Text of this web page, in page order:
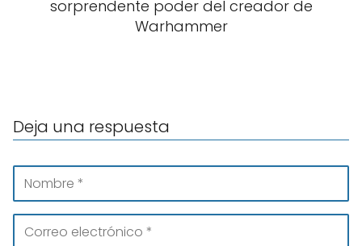
sorprendente poder del creador de
Warhammer
Deja una respuesta